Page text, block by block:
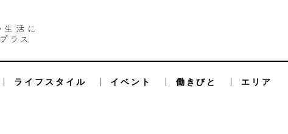
ライフスタイル イベント 働きびと エリア